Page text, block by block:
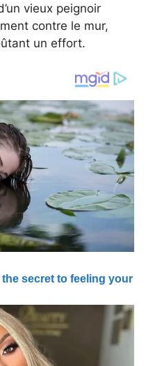
vieux peignoir
contre le mur,
un effort.